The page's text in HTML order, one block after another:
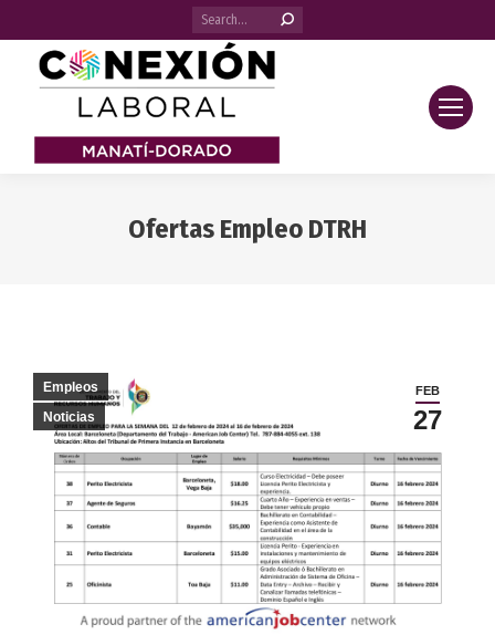
Search:
Ofertas Empleo DTRH
FEB
27
Empleos
Noticias